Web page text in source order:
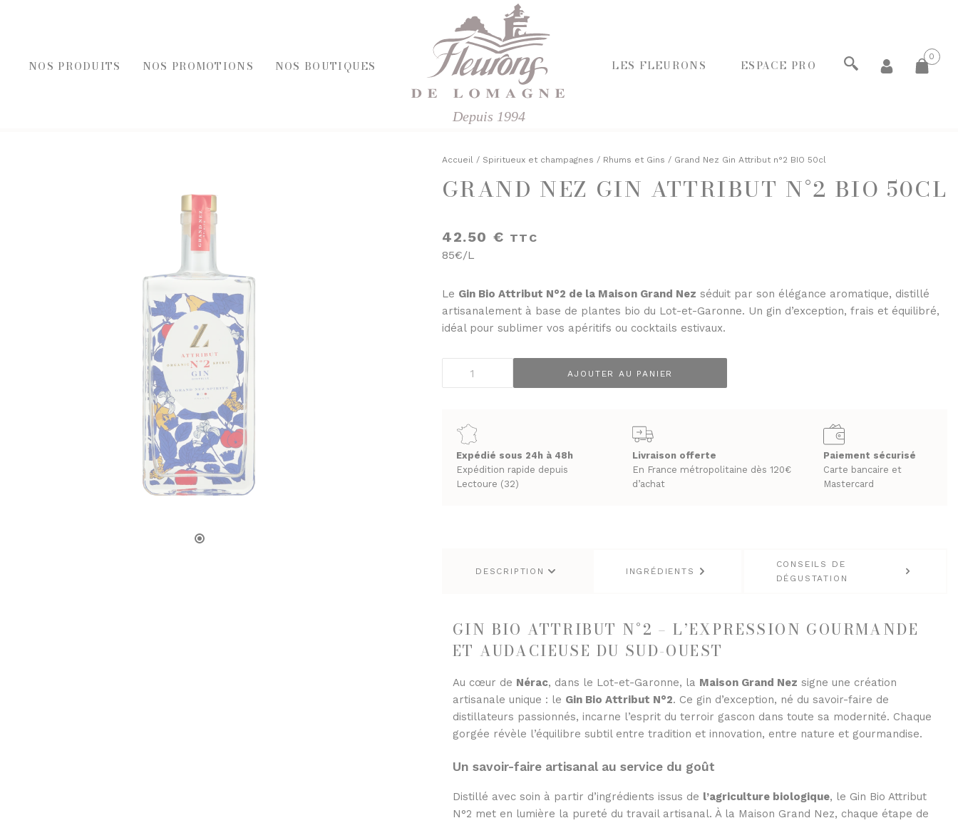
NOS PRODUITS NOS PROMOTIONS NOS BOUTIQUES
Depuis 1994
LES FLEURONS ESPACE PRO
0
ACCOMPAGNEMENT FOIE GRAS
BLOCS DE FOIE GRAS DE CANARD
ÉPICERIE SUCRÉE
CONFITURES
JUS ET SIROPS
MIELS
PRUNEAUX
PANIERS GOURMANDS
À commander et retirer en boutique
LA CAVE
VINS BLANCS MOELLEUX
VINS BLANCS SECS
VINS ROSÉS
Accueil / Spiritueux et champagnes / Rhums et Gins / Grand Nez Gin Attribut n°2 BIO 50cl
GRAND NEZ GIN ATTRIBUT N°2 BIO 50CL
42.50 € TTC
85€/L
Le Gin Bio Attribut N°2 de la Maison Grand Nez séduit par son élégance aromatique, distillé
artisanalement à base de plantes bio du Lot-et-Garonne. Un gin d’exception, frais et équilibré,
idéal pour sublimer vos apéritifs ou cocktails estivaux.
Gin
Attribut
n°2
BIO
AJOUTER AU PANIER
Expédié sous 24h à 48h
Expédition rapide depuis
Lectoure (32)
Livraison offerte
En France métropolitaine dès 120€
d’achat
Paiement sécurisé
Carte bancaire et
Mastercard
DESCRIPTION INGRÉDIENTS
CONSEILS DE
DÉGUSTATION
GIN BIO ATTRIBUT N°2 – L’EXPRESSION GOURMANDE
ET AUDACIEUSE DU SUD-OUEST
Au cœur de Nérac, dans le Lot-et-Garonne, la Maison Grand Nez signe une création
artisanale unique : le Gin Bio Attribut N°2. Ce gin d’exception, né du savoir-faire de
distillateurs passionnés, incarne l’esprit du terroir gascon dans toute sa modernité. Chaque
gorgée révèle l’équilibre subtil entre tradition et innovation, entre nature et gourmandise.
Un savoir-faire artisanal au service du goût
Distillé avec soin à partir d’ingrédients issus de l’agriculture biologique, le Gin Bio Attribut
N°2 met en lumière la pureté du travail artisanal. À la Maison Grand Nez, chaque étape de